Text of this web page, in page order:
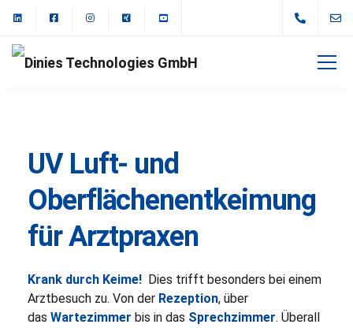
UV Luft- und
Oberflächenentkeimung
für Arztpraxen
Krank durch Keime! Dies trifft besonders bei einem
Arztbesuch zu. Von der Rezeption, über
das Wartezimmer bis in das Sprechzimmer. Überall